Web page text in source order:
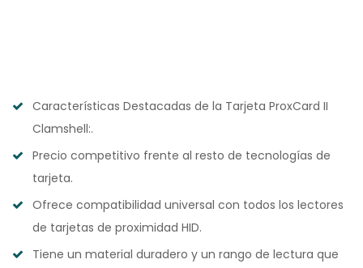
Características Destacadas de la Tarjeta ProxCard II
Clamshell:.
Precio competitivo frente al resto de tecnologías de
tarjeta.
Ofrece compatibilidad universal con todos los lectores
de tarjetas de proximidad HID.
Tiene un material duradero y un rango de lectura que